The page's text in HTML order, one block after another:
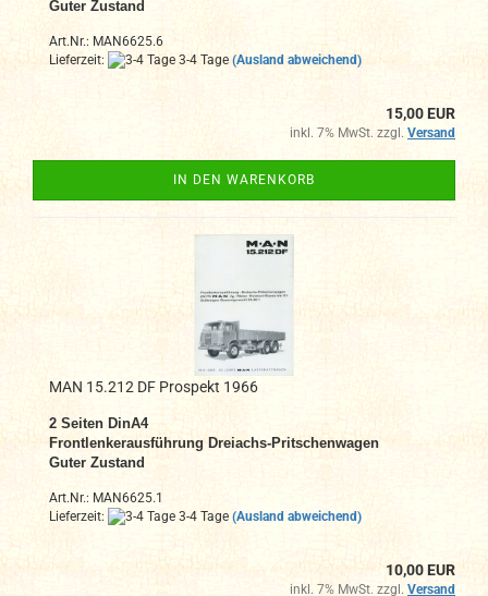
Guter Zustand
Art.Nr.: MAN6625.6
Lieferzeit:
3-4 Tage (Ausland abweichend)
15,00 EUR
inkl. 7% MwSt. zzgl. Versand
IN DEN WARENKORB
MAN 15.212 DF Prospekt 1966
2 Seiten DinA4
Frontlenkerausführung Dreiachs-Pritschenwagen
Guter Zustand
Art.Nr.: MAN6625.1
Lieferzeit:
3-4 Tage (Ausland abweichend)
10,00 EUR
inkl. 7% MwSt. zzgl. Versand